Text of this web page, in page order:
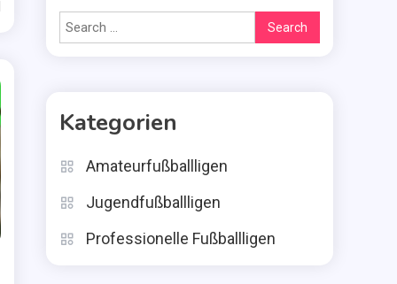
Search
for:
Kategorien
Amateurfußballligen
Jugendfußballligen
Professionelle Fußballligen